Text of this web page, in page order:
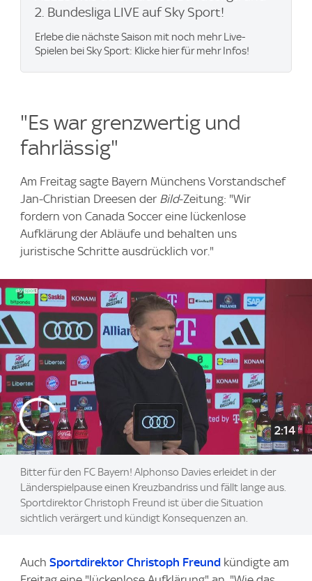
2. Bundesliga LIVE auf Sky Sport!
Erlebe die nächste Saison mit noch mehr Live-
Spielen bei Sky Sport: Klicke hier für mehr Infos!
"Es war grenzwertig und
fahrlässig"
Am Freitag sagte Bayern Münchens Vorstandschef
Jan-Christian Dreesen der Bild-Zeitung: "Wir
fordern von Canada Soccer eine lückenlose
Aufklärung der Abläufe und behalten uns
juristische Schritte ausdrücklich vor."
2:14
Bitter für den FC Bayern! Alphonso Davies erleidet in der
Länderspielpause einen Kreuzbandriss und fällt lange aus.
Sportdirektor Christoph Freund ist über die Situation
sichtlich verärgert und kündigt Konsequenzen an.
Auch Sportdirektor Christoph Freund kündigte am